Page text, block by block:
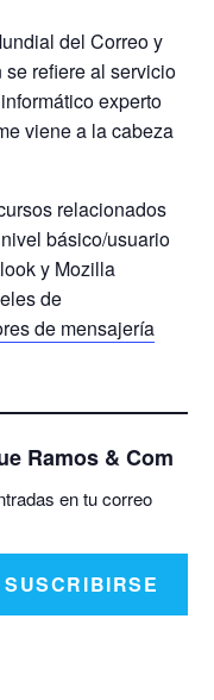
del Correo y
refiere al servicio
experto
viene a la cabeza
relacionados
básico/usuario
y Mozilla
de
de mensajería
Ramos & Com
en tu correo
SUSCRIBIRSE